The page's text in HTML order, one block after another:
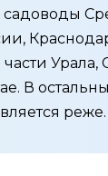
садоводы
Урала,
В
реже.